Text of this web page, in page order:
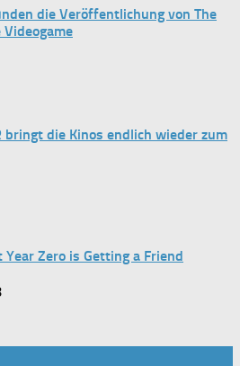
die Veröffentlichung von The
Videogame
bringt die Kinos endlich wieder zum
Zero is Getting a Friend